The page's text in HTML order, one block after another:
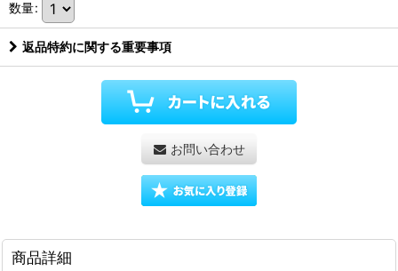
数量:
返品特約に関する重要事項
お問い合わせ
商品詳細